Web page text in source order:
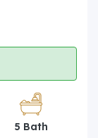
5 Bath